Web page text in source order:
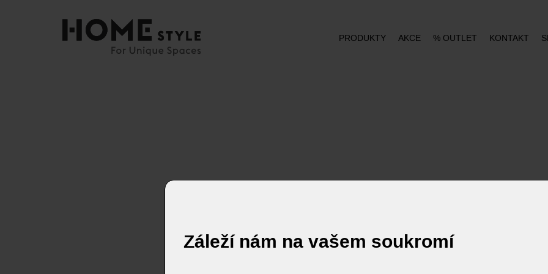
PRODUKTY AKCE % OUTLET KONTAKT
Záleží nám na vašem soukromí